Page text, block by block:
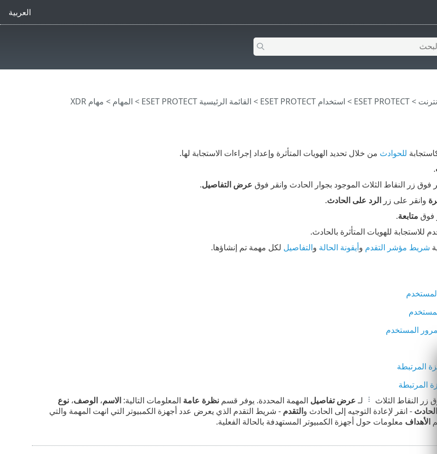
العربية
>
ESET PROTECT
> استخدام ‎ESET PROTECT > القائمة الرئيسية ESET PROTECT > المهام > مهام XDR
للحوادث من خلال تحديد الهويات المتأثرة وإعداد إجراءات الاستجابة لها.
.
فوق زر النقاط الثلاث الموجود بجوار الحادث وانقر فوق عرض التفاصيل.
وانقر على زر الرد على الحادث.
فوق متابعة.
للاستجابة للهويات المتأثرة بالحادث.
شريط مؤشر التقدم وأيقونة الحالة والتفاصيل لكل مهمة تم إنشاؤها.
المستخدم
المرتبطة
المرتبطة
النقاط الثلاث
لـعرض تفاصيل المهمة المحددة. يوفر قسم نظرة عامة المعلومات التالية: الاسم، الوصف، نوع
الحادث - انقر لإعادة التوجيه إلى الحادث والتقدم - شريط التقدم الذي يعرض عدد أجهزة الكمبيوتر التي انهت المهمة والتي
الأهداف معلومات حول أجهزة الكمبيوتر المستهدفة بالحالة الفعلية.